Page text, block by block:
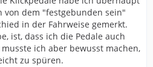
von dem "festgebunden sein"
in der Fahrweise gemerkt.
ist, dass ich die Pedale auch
ich aber bewusst machen,
zu spüren.